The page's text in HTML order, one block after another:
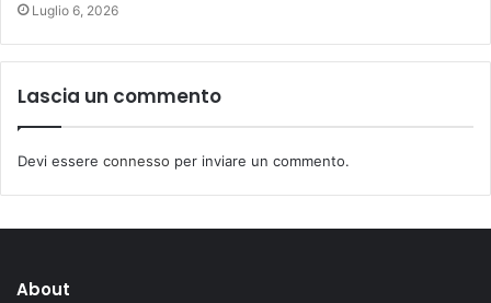
Luglio 6, 2026
Lascia un commento
Devi essere connesso per inviare un commento.
About